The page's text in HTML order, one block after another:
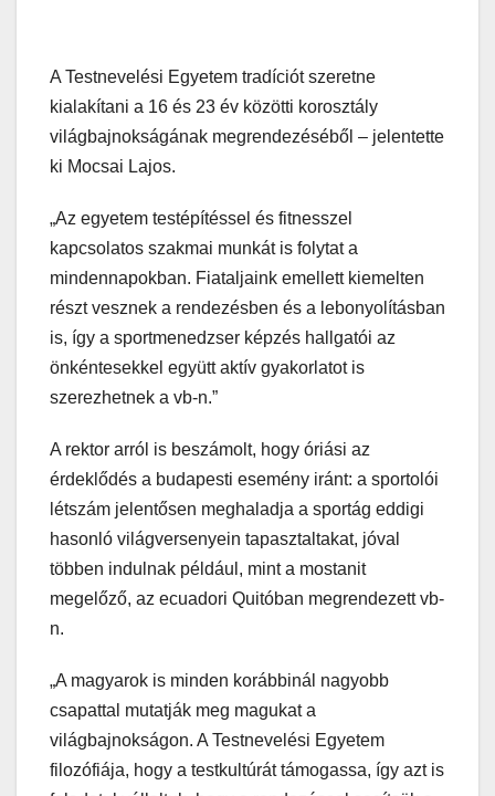
A Testnevelési Egyetem tradíciót szeretne
kialakítani a 16 és 23 év közötti korosztály
világbajnokságának megrendezéséből – jelentette
ki Mocsai Lajos.
„Az egyetem testépítéssel és fitnesszel
kapcsolatos szakmai munkát is folytat a
mindennapokban. Fiataljaink emellett kiemelten
részt vesznek a rendezésben és a lebonyolításban
is, így a sportmenedzser képzés hallgatói az
önkéntesekkel együtt aktív gyakorlatot is
szerezhetnek a vb-n.”
A rektor arról is beszámolt, hogy óriási az
érdeklődés a budapesti esemény iránt: a sportolói
létszám jelentősen meghaladja a sportág eddigi
hasonló világversenyein tapasztaltakat, jóval
többen indulnak például, mint a mostanit
megelőző, az ecuadori Quitóban megrendezett vb-
n.
„A magyarok is minden korábbinál nagyobb
csapattal mutatják meg magukat a
világbajnokságon. A Testnevelési Egyetem
filozófiája, hogy a testkultúrát támogassa, így azt is